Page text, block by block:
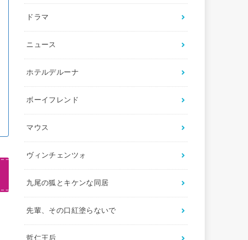
ドラマ
ニュース
ホテルデルーナ
ボーイフレンド
マウス
ヴィンチェンツォ
九尾の狐とキケンな同居
先輩、その口紅塗らないで
哲仁王后